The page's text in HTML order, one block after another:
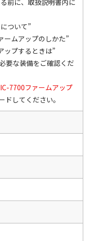
前に、取扱説明書内に
ついて”
ームアップのしかた”
ップするときは”
要な装備をご確認くだ
IC-7700ファームアップ
してください。